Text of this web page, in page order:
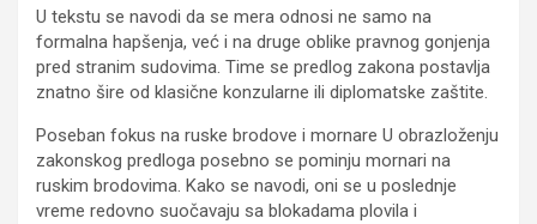
U tekstu se navodi da se mera odnosi ne samo na
formalna hapšenja, već i na druge oblike pravnog gonjenja
pred stranim sudovima. Time se predlog zakona postavlja
znatno šire od klasične konzularne ili diplomatske zaštite.
Poseban fokus na ruske brodove i mornare U obrazloženju
zakonskog predloga posebno se pominju mornari na
ruskim brodovima. Kako se navodi, oni se u poslednje
vreme redovno suočavaju sa blokadama plovila i